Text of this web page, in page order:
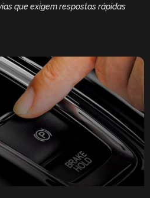
que exigem respostas rápidas